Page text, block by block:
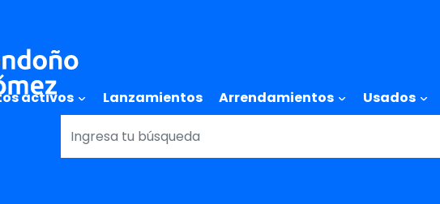
activos Lanzamientos Arrendamientos Usados